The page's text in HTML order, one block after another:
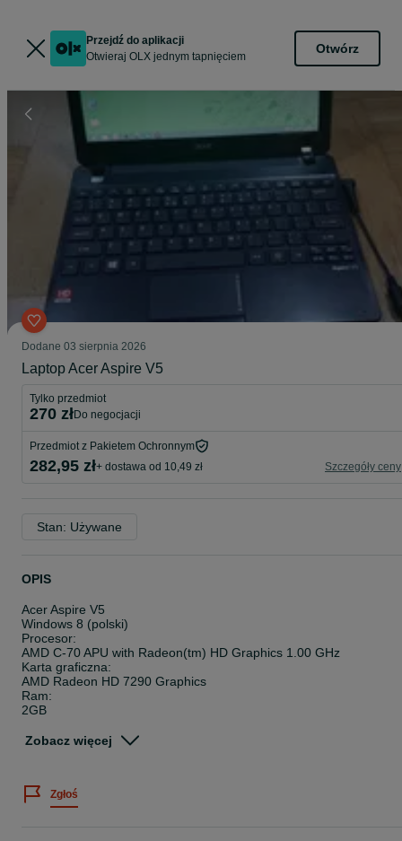
Przejdź do aplikacji
Otwieraj OLX jednym tapnięciem
Otwórz
Dodane 03 sierpnia 2026
Laptop Acer Aspire V5
Tylko przedmiot
270 zł do negocjacji
Przedmiot z Pakietem Ochronnym
282,95 zł+ dostawa od 10,49 zł Szczegóły ceny
Stan: Używane
OPIS
Acer Aspire V5
Windows 8 (polski)
Procesor:
AMD C-70 APU with Radeon(tm) HD Graphics 1.00 GHz
Karta graficzna:
AMD Radeon HD 7290 Graphics
Ram:
2GB
Acer(C:)
pod ładowarką !!
Zobacz więcej
Zgłoś